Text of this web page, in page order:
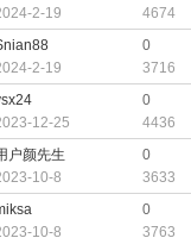
2-19
4674
2-19
0
3716
12-25
0
4436
户颜先生
10-8
0
3633
10-8
0
3763